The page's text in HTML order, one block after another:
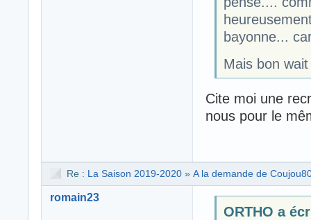
bayonne...
Mais bon
Cite moi une
nous pour le
Re : La Saison 2019-2020 » A la demande de
romain23
ORTHO a